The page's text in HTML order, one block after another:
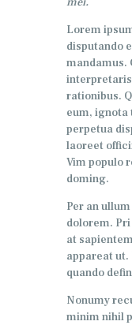
Lorem
disputando
mandamus.
rationibus.
eum, ignota
perpetua
laoreet
Vim populo
doming.
Per an
dolorem.
at
appareat
quando
Nonumy
minim nihil